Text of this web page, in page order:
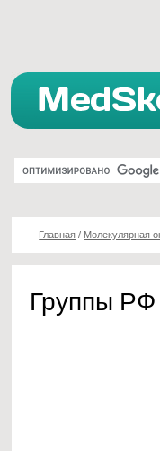
Главная / Молекулярная
Группы РФ